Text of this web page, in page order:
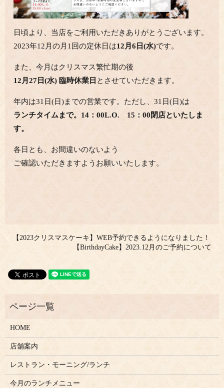
日頃より、当店をご利用いただきありがとうございます。
2023年12月の月1回の定休日は12月6日(水)です。
また、今月はクリスマス繁忙期の後
12月27日(水) 臨時休業日 とさせていただきます。
年内は31日(日)までの営業です。ただし、31日(日)は
ランチタイムまで。14：00L.O. 15：00閉店といたしま
す。
各日とも、お間違いのないよう
ご確認いただきますようお願いいたします。
【2023クリスマスケーキ】WEB予約できるようになりました！
【BirthdayCake】2023.12月のご予約について
HOME
店舗案内
レストラン・モーニング/ランチ
今月のランチメニュー